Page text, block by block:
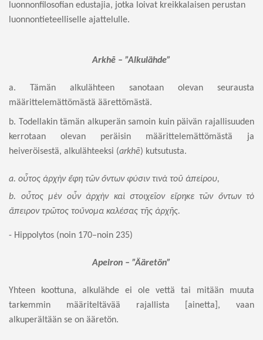
luonnonfilosofian edustajia, jotka loivat kreikkalaisen perustan
luonnontieteelliselle ajattelulle.
Arkhē – ”Alkulähde”
a. Tämän alkulähteen sanotaan olevan seurausta
määrittelemättömästä äärettömästä.
b. Todellakin tämän alkuperän samoin kuin päivän rajallisuuden
kerrotaan olevan peräisin määrittelemättömästä ja
heiveröisestä, alkulähteeksi (arkhē) kutsutusta.
a. οὗτος ἀρχὴν ἔφη τῶν ὄντων φύσιν τινὰ τοῦἀπείρου,
b. οὗτος μὲν οὖν ἀρχὴν καὶ στοιχεῖον εἴρηκε τῶν ὄντων τὸ
ἄπειρον τρῶτος τοὔνομα καλέσας τῆςἀρχῆς.
- Hippolytos (noin 170–noin 235)
Apeiron – ”Ääretön”
Yhteen koottuna, alkulähde ei ole vettä tai mitään muuta
tarkemmin määritel­tävää rajallista [ainetta], vaan
alkuperältään se on ääretön.